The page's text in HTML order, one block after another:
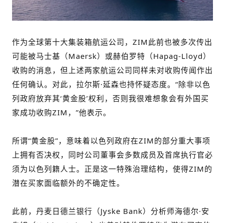
作为全球第十大集装箱航运公司，ZIM此前也被多次传出
可能被马士基（Maersk）或赫伯罗特（Hapag-Lloyd）
收购的消息，但上述两家航运公司同样未对收购传闻作出
任何确认。对此，拉尔斯·延森也持怀疑态度。“除非以色
列政府放弃其‘黄金股’权利，否则我很难想象会有外国买
家成功收购ZIM，”他表示。
所谓“黄金股”，意味着以色列政府在ZIM的部分重大事项
上拥有否决权，同时公司董事会多数成员及首席执行官必
须为以色列籍人士。正是这一特殊治理结构，使得ZIM的
潜在买家面临额外的不确定性。
此前，丹麦日德兰银行（Jyske Bank）分析师海德尔·安